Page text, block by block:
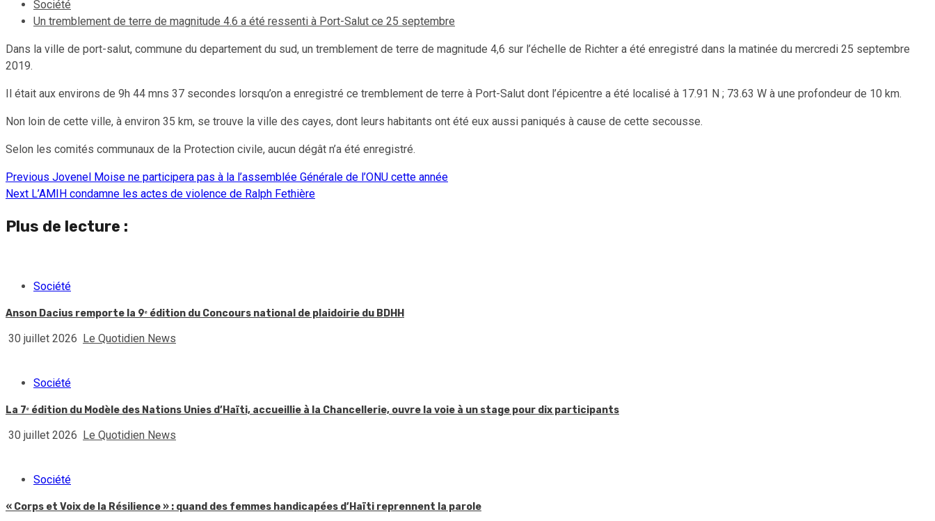
Société
Un tremblement de terre de magnitude 4.6 a été ressenti à Port-Salut ce 25 septembre
Dans la ville de port-salut, commune du departement du sud, un tremblement de terre de magnitude 4,6 sur l’échelle de Richter a été enregistré dans la matinée du mercredi 25 septembre
2019.
Il était aux environs de 9h 44 mns 37 secondes lorsqu’on a enregistré ce tremblement de terre à Port-Salut dont l’épicentre a été localisé à 17.91 N ; 73.63 W à une profondeur de 10 km.
Non loin de cette ville, à environ 35 km, se trouve la ville des cayes, dont leurs habitants ont été eux aussi paniqués à cause de cette secousse.
Selon les comités communaux de la Protection civile, aucun dégât n’a été enregistré.
Continue
Previous Jovenel Moise ne participera pas à la l’assemblée Générale de l’ONU cette année
Next L’AMIH condamne les actes de violence de Ralph Fethière
Plus de lecture :
Société
Anson Dacius remporte la 9ᵉ édition du Concours national de plaidoirie du BDHH
30 juillet 2026 Le Quotidien News
Société
La 7ᵉ édition du Modèle des Nations Unies d’Haïti, accueillie à la Chancellerie, ouvre la voie à un stage pour dix participants
30 juillet 2026 Le Quotidien News
Société
« Corps et Voix de la Résilience » : quand des femmes handicapées d’Haïti reprennent la parole